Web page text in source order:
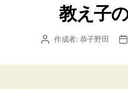
ゴ
リ
教え子
投 作成者: 恭子野田
投